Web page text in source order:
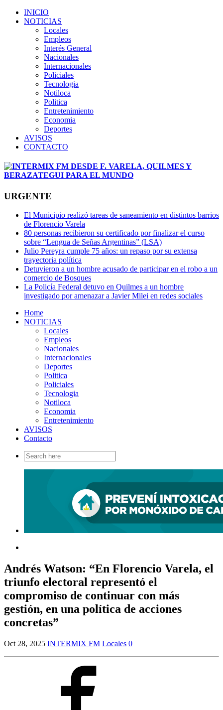
INICIO
NOTICIAS
Locales
Empleos
Interés General
Nacionales
Internacionales
Policiales
Tecnologia
Notiloca
Politica
Entretenimiento
Economia
Deportes
AVISOS
CONTACTO
URGENTE
El Municipio realizó tareas de saneamiento en distintos barrios
de Florencio Varela
80 personas recibieron su certificado por finalizar el curso
sobre “Lengua de Señas Argentinas” (LSA)
Julio Pereyra cumple 75 años: un repaso por su extensa
trayectoria política
Detuvieron a un hombre acusado de participar en el robo a un
comercio de Bosques
La Policía Federal detuvo en Quilmes a un hombre
investigado por amenazar a Javier Milei en redes sociales
Home
NOTICIAS
Locales
Empleos
Nacionales
Internacionales
Deportes
Politica
Policiales
Tecnologia
Notiloca
Economia
Entretenimiento
AVISOS
Contacto
Search
for:
Andrés Watson: “En Florencio Varela, el
triunfo electoral representó el
compromiso de continuar con más
gestión, en una política de acciones
concretas”
Oct 28, 2025 INTERMIX FM Locales 0